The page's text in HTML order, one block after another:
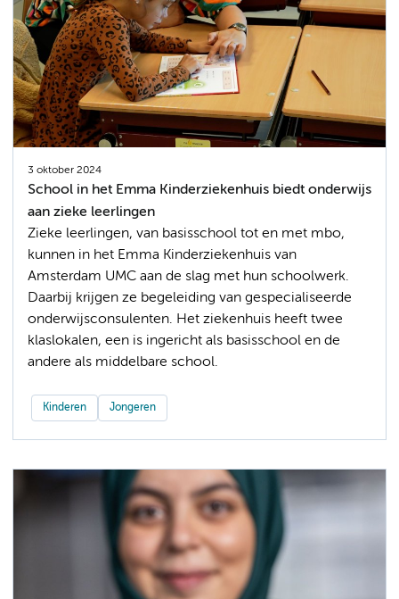
3 oktober 2024
School in het Emma Kinderziekenhuis biedt onderwijs
aan zieke leerlingen
Zieke leerlingen, van basisschool tot en met mbo,
kunnen in het Emma Kinderziekenhuis van
Amsterdam UMC aan de slag met hun schoolwerk.
Daarbij krijgen ze begeleiding van gespecialiseerde
onderwijsconsulenten. Het ziekenhuis heeft twee
klaslokalen, een is ingericht als basisschool en de
andere als middelbare school.
Kinderen Jongeren